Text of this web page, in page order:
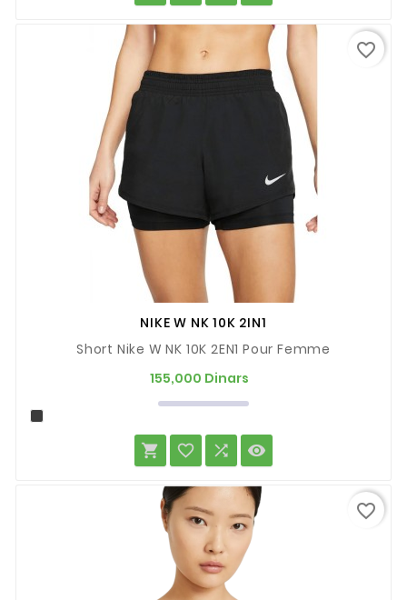
NIKE W NK 10K 2IN1
Short Nike W NK 10K 2EN1 Pour Femme
155,000 Dinars
   
favorite_border
favorite_border